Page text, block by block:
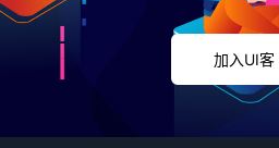
加入UI客